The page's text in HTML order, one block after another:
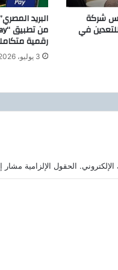
شركة
في
البريد
رقمية
3 يوليو، 2026
الحقول الإلزامية مشار